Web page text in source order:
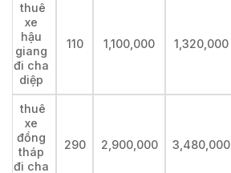
thuê
xe
hậu
giang
đi cha
diệp
110 1,100,000 1,320,000
thuê
xe
đồng
tháp
đi cha
290 2,900,000 3,480,000